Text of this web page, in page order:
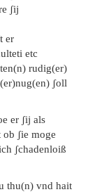
ʃij
er
etc
rudig(er)
ʃoll
er ʃij als
ʃie moge
ʃchadenloiß
thu(n) vnd hait